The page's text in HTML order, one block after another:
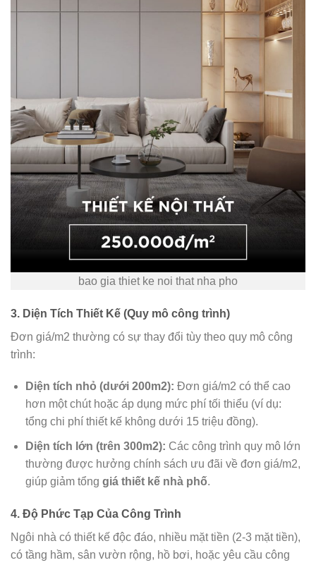
bao gia thiet ke noi that nha pho
3. Diện Tích Thiết Kế (Quy mô công trình)
Đơn giá/m2 thường có sự thay đổi tùy theo quy mô công
trình:
Diện tích nhỏ (dưới 200m2): Đơn giá/m2 có thể cao
hơn một chút hoặc áp dụng mức phí tối thiểu (ví dụ:
tổng chi phí thiết kế không dưới 15 triệu đồng).
Diện tích lớn (trên 300m2): Các công trình quy mô lớn
thường được hưởng chính sách ưu đãi về đơn giá/m2,
giúp giảm tổng giá thiết kế nhà phố.
4. Độ Phức Tạp Của Công Trình
Ngôi nhà có thiết kế độc đáo, nhiều mặt tiền (2-3 mặt tiền),
có tầng hầm, sân vườn rộng, hồ bơi, hoặc yêu cầu công